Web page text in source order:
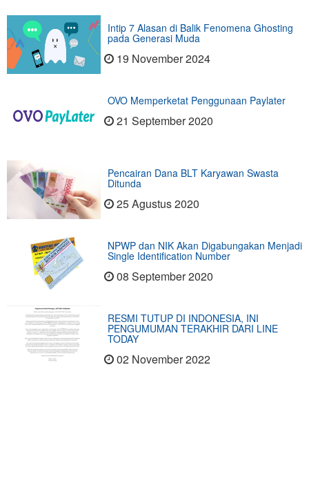
Intip 7 Alasan di Balik Fenomena Ghosting
pada Generasi Muda
19 November 2024
OVO Memperketat Penggunaan Paylater
21 September 2020
Pencairan Dana BLT Karyawan Swasta
Ditunda
25 Agustus 2020
NPWP dan NIK Akan Digabungakan Menjadi
Single Identification Number
08 September 2020
RESMI TUTUP DI INDONESIA, INI
PENGUMUMAN TERAKHIR DARI LINE
TODAY
02 November 2022